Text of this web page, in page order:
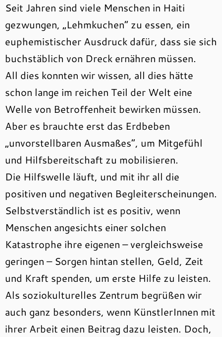
Seit Jahren sind viele Menschen in Haiti
gezwungen, „Lehmkuchen“ zu essen, ein
euphemistischer Ausdruck dafür, dass sie sich
buchstäblich von Dreck ernähren müssen.
All dies konnten wir wissen, all dies hätte
schon lange im reichen Teil der Welt eine
Welle von Betroffenheit bewirken müssen.
Aber es brauchte erst das Erdbeben
„unvorstellbaren Ausmaßes“, um Mitgefühl
und Hilfsbereitschaft zu mobilisieren.
Die Hilfswelle läuft, und mit ihr all die
positiven und negativen Begleiterscheinungen.
Selbstverständlich ist es positiv, wenn
Menschen angesichts einer solchen
Katastrophe ihre eigenen – vergleichsweise
geringen – Sorgen hintan stellen, Geld, Zeit
und Kraft spenden, um erste Hilfe zu leisten.
Als soziokulturelles Zentrum begrüßen wir
auch ganz besonders, wenn KünstlerInnen mit
ihrer Arbeit einen Beitrag dazu leisten. Doch,